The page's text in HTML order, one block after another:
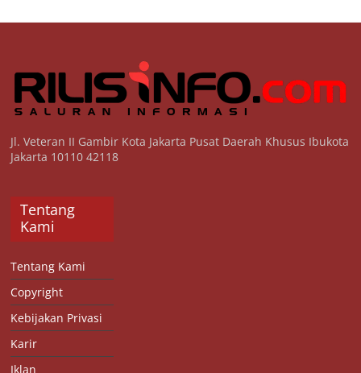
Jl. Veteran II Gambir Kota Jakarta Pusat Daerah Khusus Ibukota
Jakarta 10110 42118
Tentang
Kami
Tentang Kami
Copyright
Kebijakan Privasi
Karir
Iklan